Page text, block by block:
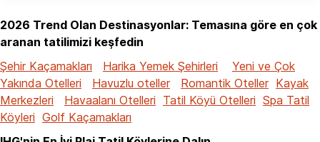
2026 Trend Olan Destinasyonlar: Temasına göre en çok
aranan tatilimizi keşfedin
Şehir Kaçamakları
Harika Yemek Şehirleri
Yeni ve Çok
Yakında Otelleri
Havuzlu oteller Romantik Oteller Kayak
Merkezleri
Havaalanı Otelleri Tatil Köyü Otelleri Spa Tatil
Köyleri Golf Kaçamakları